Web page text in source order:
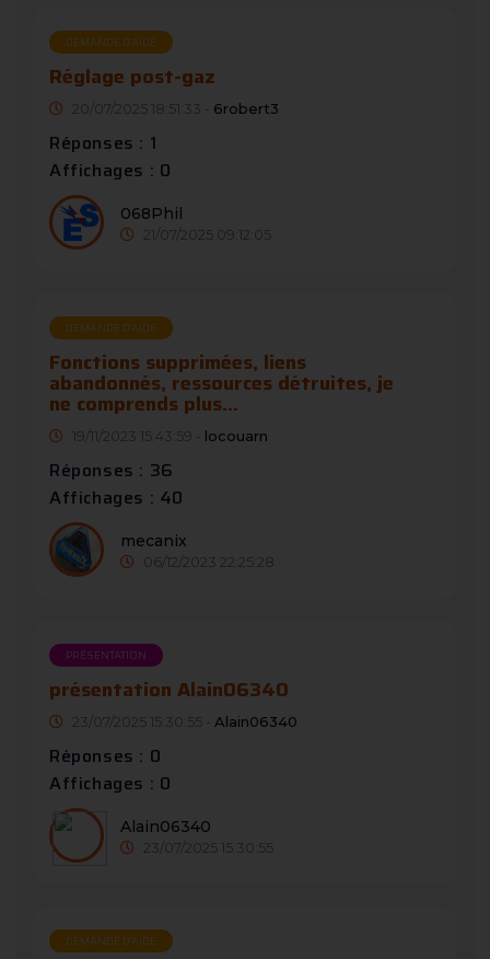
DEMANDE D’AIDE
Réglage post-gaz
20/07/2025 18:51:33 - 6robert3
Réponses : 1
Affichages : 0
068Phil
21/07/2025 09:12:05
DEMANDE D’AIDE
Fonctions supprimées, liens
abandonnés, ressources détruites, je
ne comprends plus...
19/11/2023 15:43:59 - locouarn
Réponses : 36
Affichages : 40
mecanix
06/12/2023 22:25:28
PRÉSENTATION
présentation Alain06340
23/07/2025 15:30:55 - Alain06340
Réponses : 0
Affichages : 0
Alain06340
23/07/2025 15:30:55
DEMANDE D’AIDE